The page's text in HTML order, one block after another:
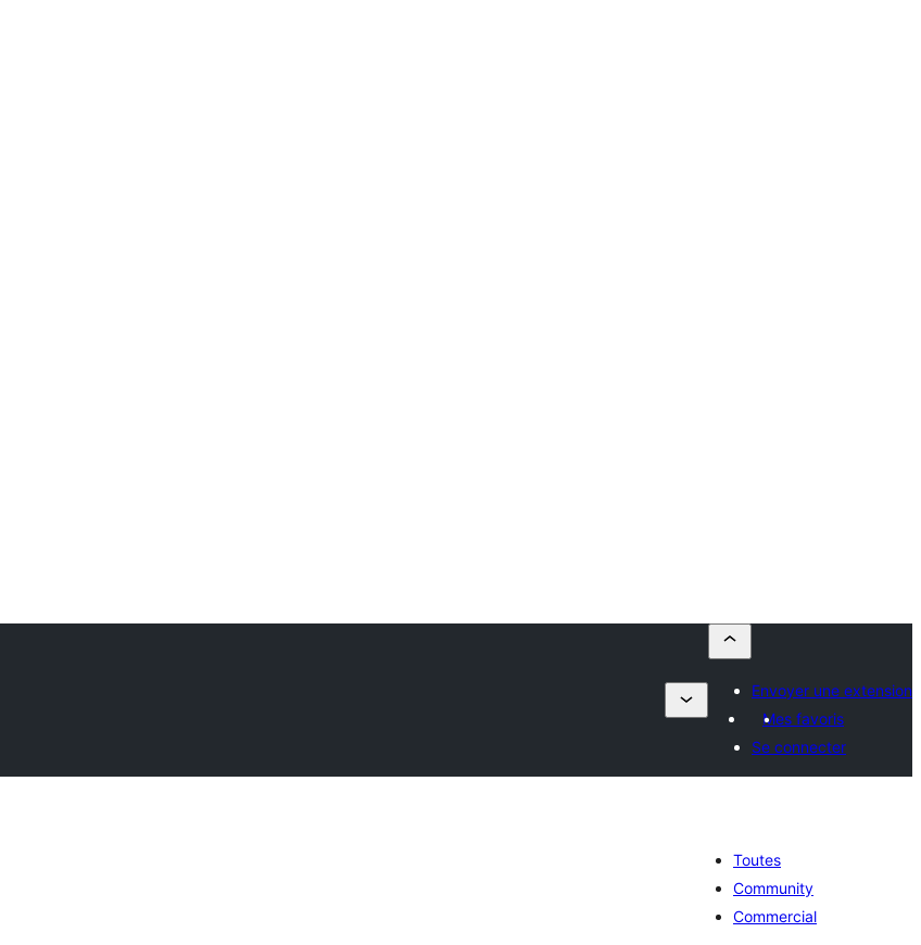
Envoyer une extension
Mes favoris
Se connecter
Toutes
Community
Commercial